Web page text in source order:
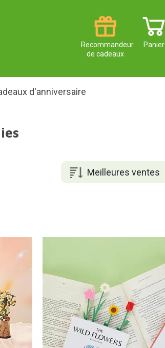
Panier
Recommandeur
de cadeaux
d'anniversaire
Meilleures ventes